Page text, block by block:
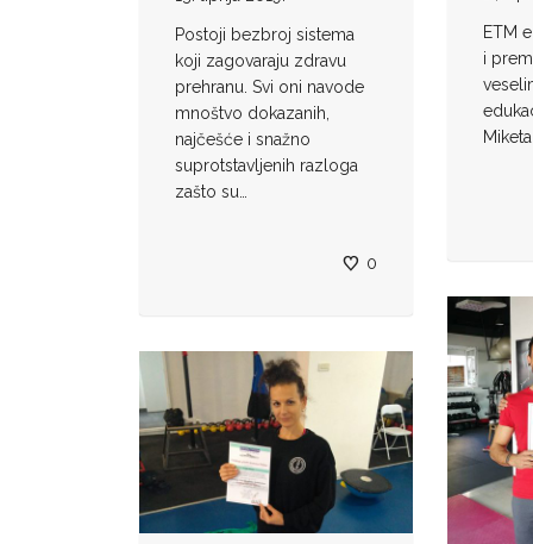
ETM
i
Postoji bezbroj sistema
koji zagovaraju zdravu
prehranu. Svi oni navode
mnoštvo dokazanih,
najčešće i snažno
suprotstavljenih razloga
zašto su…
0